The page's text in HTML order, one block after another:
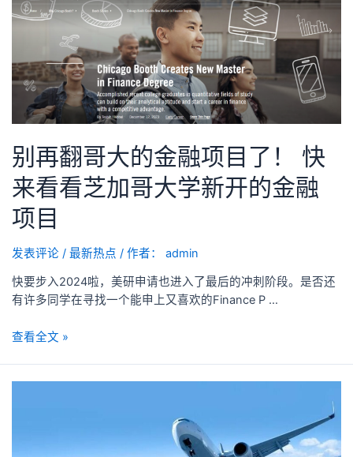
别再翻哥大的金融项目了！ 快
来看看芝加哥大学新开的金融
项目
发表评论 / 最新热点 / 作者： admin
快要步入2024啦，美研申请也进入了最后的冲刺阶段。是否还
有许多同学在寻找一个能申上又喜欢的Finance P …
查看全文 »